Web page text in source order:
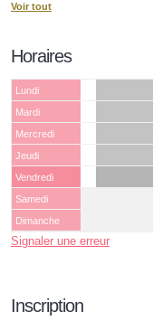
Voir tout
Horaires
Lundi
Mardi
Mercredi
Jeudi
Vendredi
Samedi
Dimanche
Signaler une erreur
Inscription